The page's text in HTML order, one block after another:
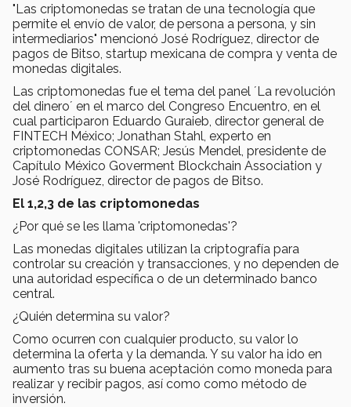
"Las criptomonedas se tratan de una tecnología que
permite el envío de valor, de persona a persona, y sin
intermediarios" mencionó José Rodríguez, director de
pagos de Bitso, startup mexicana de compra y venta de
monedas digitales.
Las criptomonedas fue el tema del panel ´La revolución
del dinero´ en el marco del Congreso Encuentro, en el
cual participaron Eduardo Guraieb, director general de
FINTECH México; Jonathan Stahl, experto en
criptomonedas CONSAR; Jesús Mendel, presidente de
Capítulo México Goverment Blockchain Association y
José Rodríguez, director de pagos de Bitso.
El 1,2,3 de las criptomonedas
¿Por qué se les llama 'criptomonedas'?
Las monedas digitales utilizan la criptografía para
controlar su creación y transacciones, y no dependen de
una autoridad específica o de un determinado banco
central.
¿Quién determina su valor?
Como ocurren con cualquier producto, su valor lo
determina la oferta y la demanda. Y su valor ha ido en
aumento tras su buena aceptación como moneda para
realizar y recibir pagos, así como como método de
inversión.